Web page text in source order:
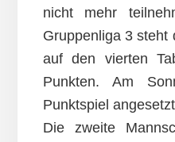
nicht mehr
Gruppenliga 3 steht
auf den vierten
Punkten. Am
Punktspiel
Die zweite